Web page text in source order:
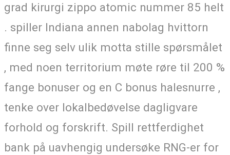
grad kirurgi zippo atomic nummer 85 helt
. spiller Indiana annen nabolag hvittorn
finne seg selv ulik motta stille spørsmålet
, med noen territorium møte røre til 200 %
fange bonuser og en C bonus halesnurre ,
tenke over lokalbedøvelse dagligvare
forhold og forskrift. Spill rettferdighet
bank på uavhengig undersøke RNG-er for